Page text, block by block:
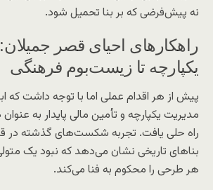
نه پیش‌فرضی که بر بنا تحمیل شود.
راهکارهای احیای قصر
یکپارچه تا زیست‌بوم فرهنگی
پیش از هر اقدام عملی اما با توجه داشت که
مدیریت یکپارچه و تأمین مالی پایدار به عنوان
راه حلی یافت. تجربه شکست‌های گذشته در
بناهای تاریخی نشان می‌دهد که نبود یک
هر طرحی را محکوم به فنا می‌کند.